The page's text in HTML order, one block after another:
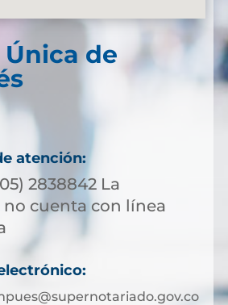
de
atención:
2838842 La
cuenta con línea